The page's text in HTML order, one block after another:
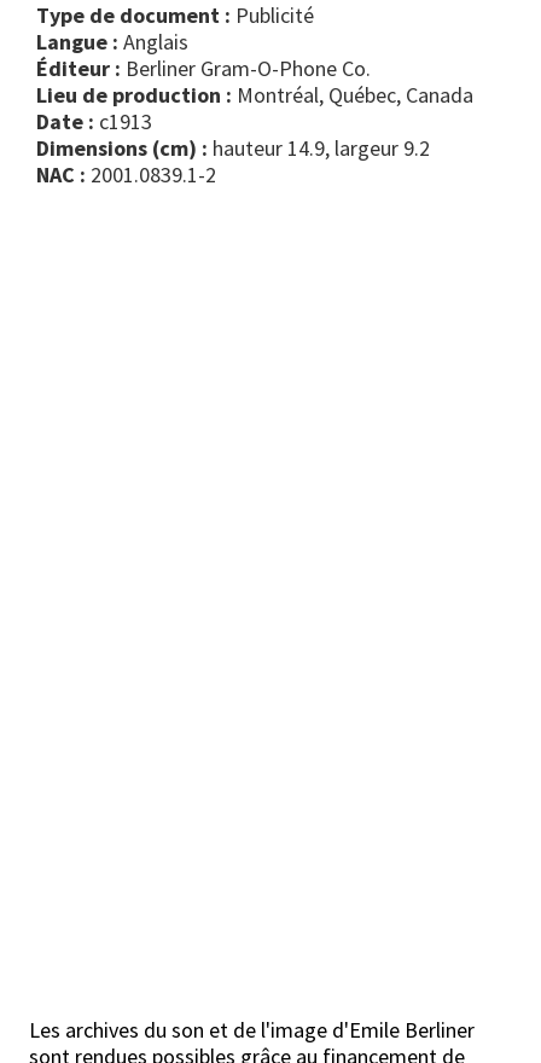
Type de document :
publicité
Langue : Anglais
Éditeur : Berliner Gram-O-Phone Co.
Lieu de production : Montréal, Québec, Canada
Date : c1913
Dimensions (cm) : hauteur 14.9, largeur 9.2
NAC : 2001.0839.1-2
Les archives du son et de l'image d'Emile Berliner
sont rendues possibles grâce au financement de